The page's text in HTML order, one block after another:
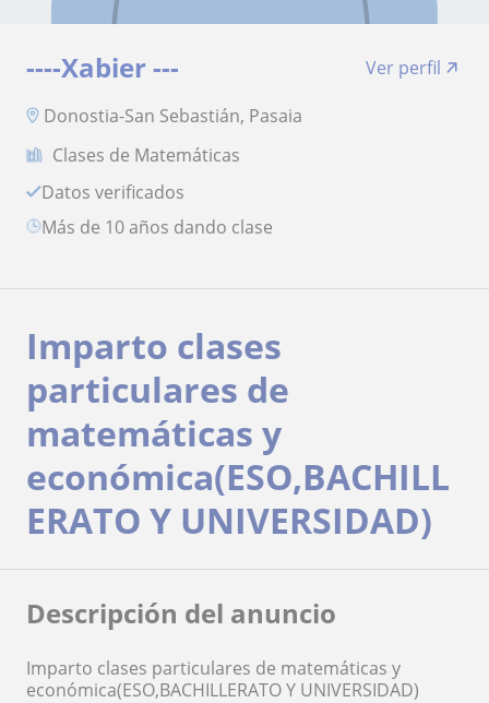
----Xabier ---
Ver perfil
Donostia-San Sebastián, Pasaia
Clases de Matemáticas
Datos verificados
más de 10 años dando clase
Imparto clases
particulares de
matemáticas y
económica(ESO,BACHILL
ERATO Y UNIVERSIDAD)
Descripción del anuncio
Imparto clases particulares de matemáticas y
económica(ESO,BACHILLERATO Y UNIVERSIDAD)